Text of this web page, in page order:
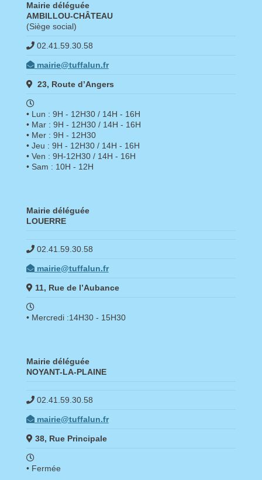
Mairie déléguée
AMBILLOU-CHÂTEAU
(Siège social)
02.41.59.30.58
mairie@tuffalun.fr
23, Route d’Angers
• Lun : 9H - 12H30 / 14H - 16H
• Mar : 9H - 12H30 / 14H - 16H
• Mer : 9H - 12H30
• Jeu : 9H - 12H30 / 14H - 16H
• Ven : 9H-12H30 / 14H - 16H
• Sam : 10H - 12H
Mairie déléguée
LOUERRE
02.41.59.30.58
mairie@tuffalun.fr
11, Rue de l’Aubance
• Mercredi :14H30 - 15H30
Mairie déléguée
NOYANT-LA-PLAINE
02.41.59.30.58
mairie@tuffalun.fr
38, Rue Principale
• Fermée